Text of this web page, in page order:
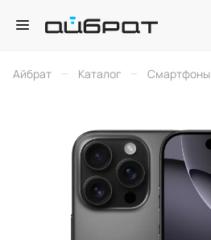
Айбрат – Каталог – Смартфоны